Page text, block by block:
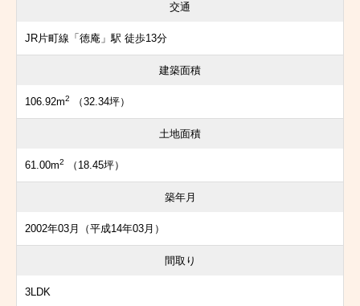
交通
JR片町線「徳庵」駅 徒歩13分
建築面積
106.92m2 （32.34坪）
土地面積
61.00m2 （18.45坪）
築年月
2002年03月（平成14年03月）
間取り
3LDK